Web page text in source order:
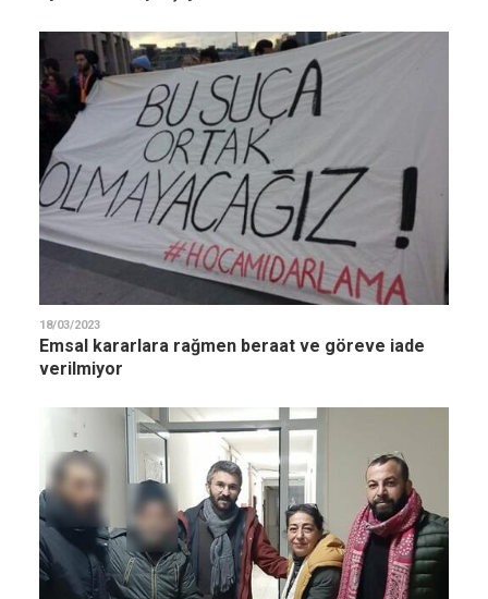
18/03/2023
Emsal kararlara rağmen beraat ve göreve iade
verilmiyor